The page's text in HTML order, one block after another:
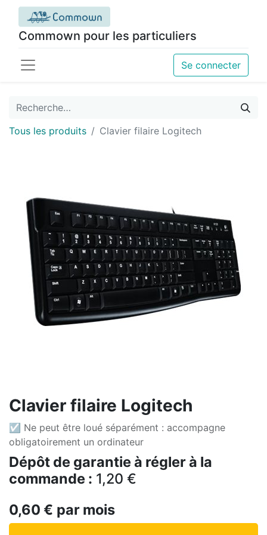
Commown pour les particuliers
Se connecter
Tous les produits Clavier filaire Logitech
Clavier filaire Logitech
☑ Ne peut être loué séparément : accompagne
obligatoirement un ordinateur
Dépôt de garantie à régler à la
commande : 1,20 €
0,60 € par mois